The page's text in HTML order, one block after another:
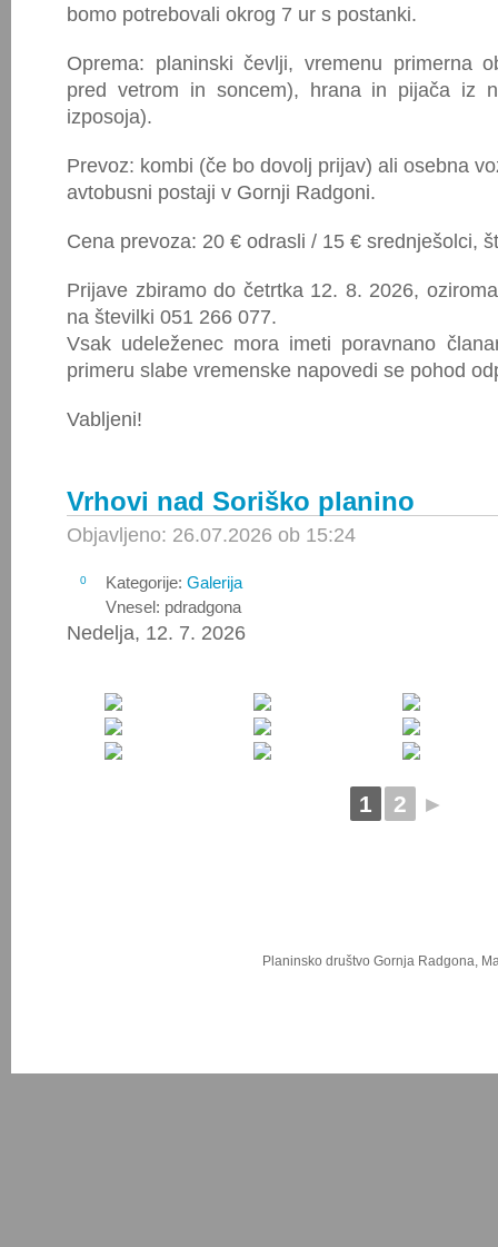
bomo potrebovali okrog 7 ur s postanki.
Oprema: planinski čevlji, vremenu primerna
pred vetrom in soncem), hrana in pijača iz
izposoja).
Prevoz: kombi (če bo dovolj prijav) ali osebna
avtobusni postaji v Gornji Radgoni.
Cena prevoza: 20 € odrasli / 15 € srednješolci,
Prijave zbiramo do četrtka 12. 8. 2026,
na številki 051 266 077.
Vsak udeleženec mora imeti poravnano
primeru slabe vremenske napovedi se pohod
Vabljeni!
Vrhovi nad Soriško planino
Objavljeno: 26.07.2026 ob 15:24
0 Kategorije: Galerija
Vnesel: pdradgona
Nedelja, 12. 7. 2026
1 2 ►
Planinsko društvo Gornja Radgona,